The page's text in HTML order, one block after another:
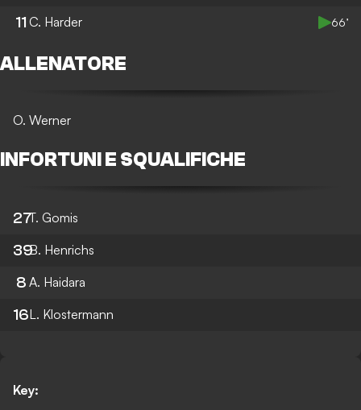
11 C. Harder 66’
ALLENATORE
O. Werner
INFORTUNI E SQUALIFICHE
27T. Gomis
39B. Henrichs
8 A. Haidara
16L. Klostermann
Key: